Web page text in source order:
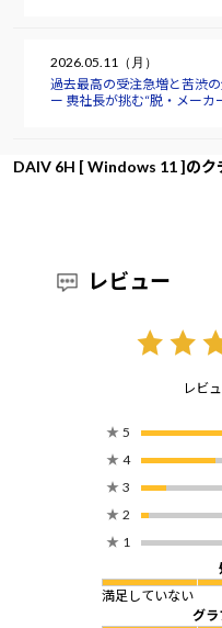
2026.05.11（月）
過去最高の受注急増と苦渋の
ー 軣社長が挑む“脱・メー
DAIV 6H [ Windows 11 ]のク
レビュー
レビ
★ 5
★ 4
★ 3
★ 2
★ 1
満足していない
グラ